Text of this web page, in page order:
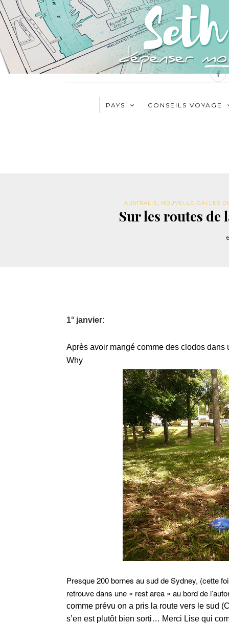
PAYS CONSEILS VOYAGE
AUSTRALIE, NOUVELLE-GALLES
Sur les routes de
1° janvier:
Après avoir mangé comme des clodos dans
Why
Presque 200 bornes au sud de Sydney, (cette
retrouve dans une « rest area » au bord de
comme prévu on a pris la route vers le sud
s’en est plutôt bien sorti… Merci Lise qui